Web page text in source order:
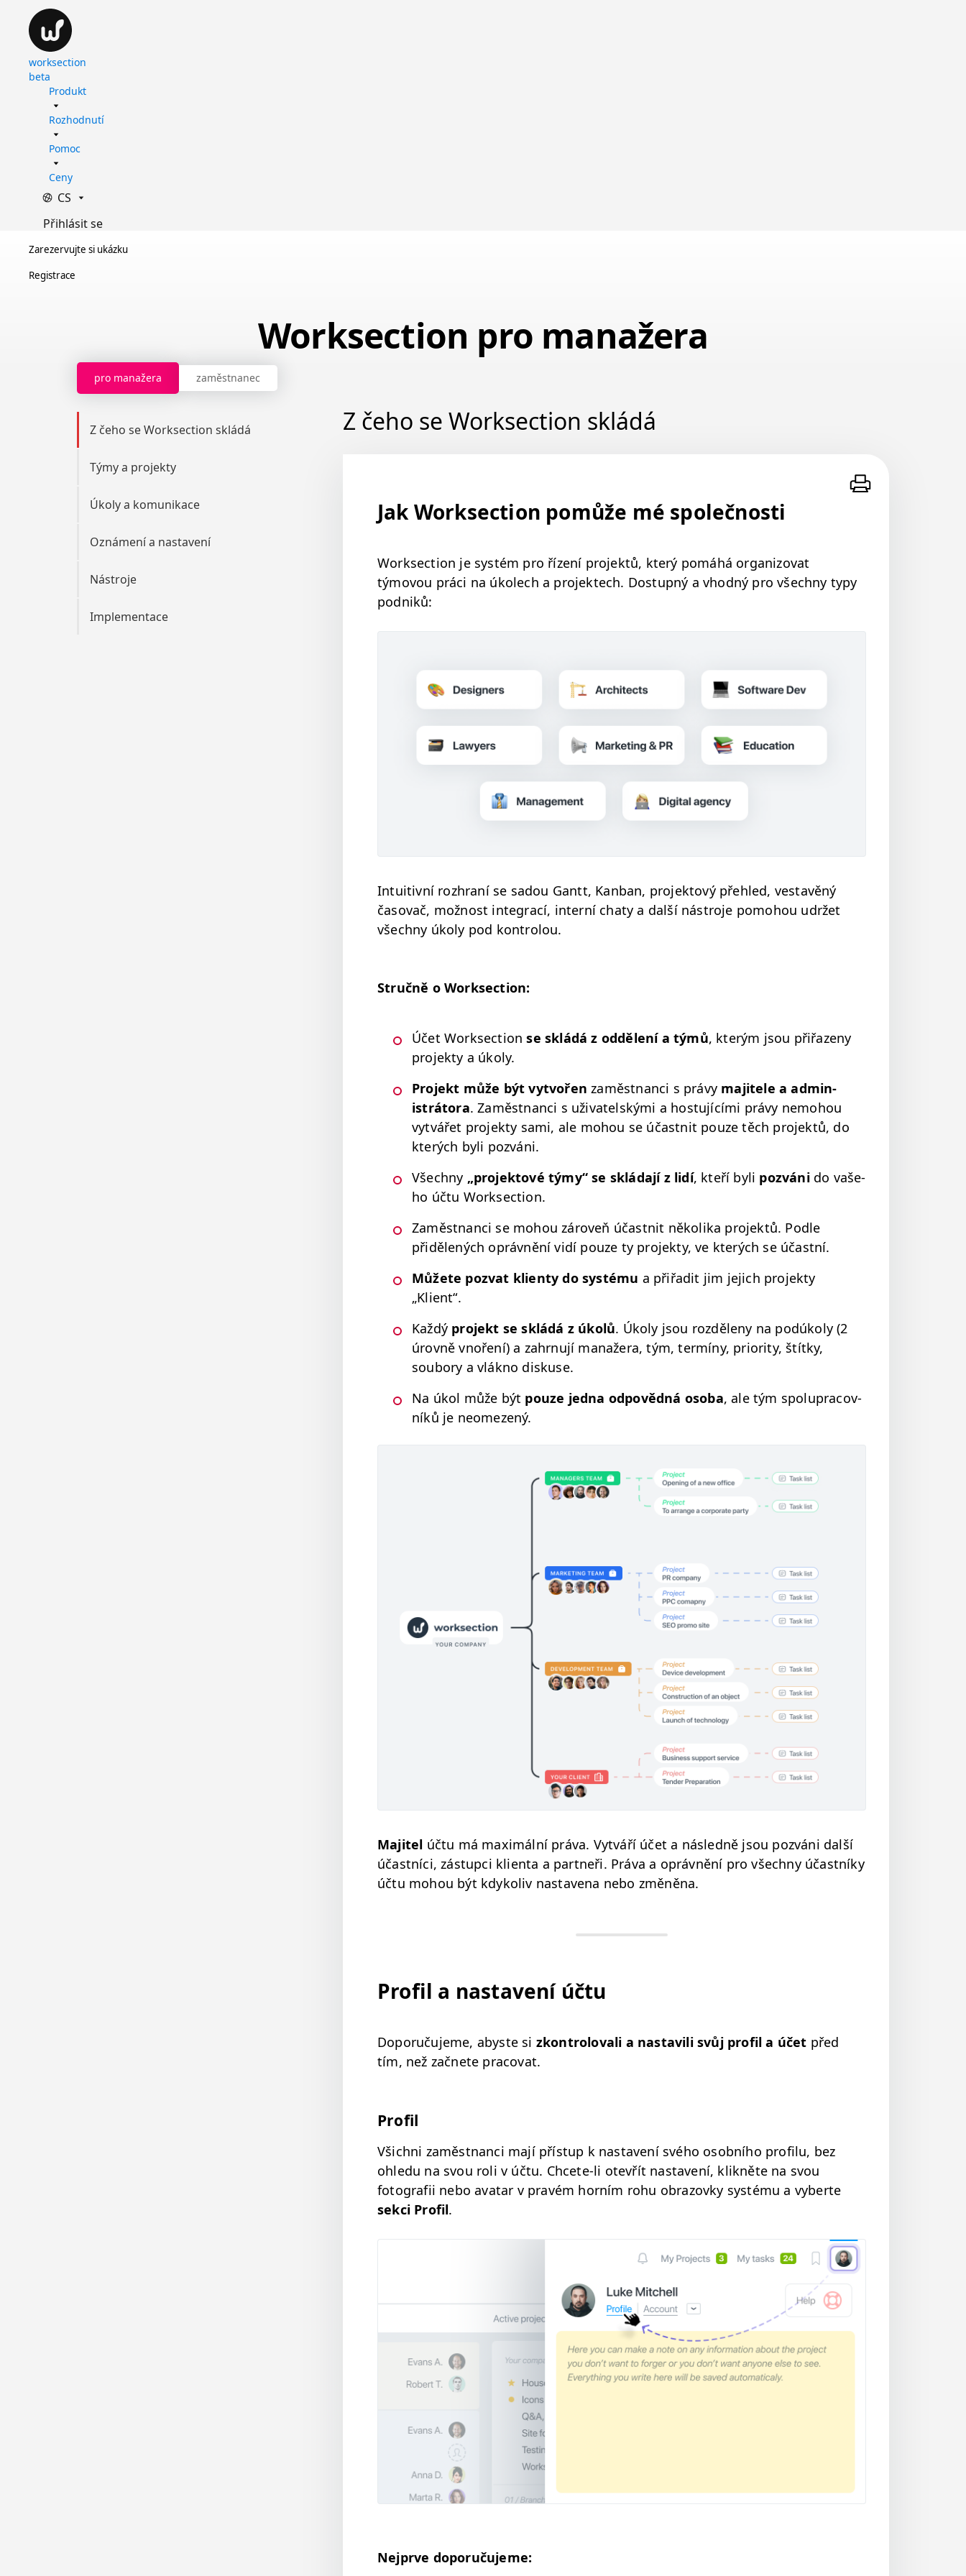
worksection
beta
Produkt
Rozhodnutí
Pomoc
Ceny
CS
Přihlásit se
Zarezervujte si ukázku
Registrace
Worksection pro manažera
pro manažera zaměstnanec
Z čeho se Worksection skládá
Týmy a projekty
Úkoly a komunikace
Oznámení a nastavení
Nástroje
Implementace
Stručně o Worksection
Úkoly a komunikace
Nástroje
Z čeho se Worksection skládá
Jak Worksection pomůže mé společnosti
Work­sec­tion je sys­tém pro řízení pro­jek­tů, který pomáhá orga­ni­zo­vat
týmovou prá­ci na úkolech a pro­jek­tech. Dos­tup­ný a vhod­ný pro všech­ny typy
podniků:
Intu­itivní rozhraní se sadou Gantt, Kan­ban, pro­jek­tový přehled, ves­tavěný
časo­vač, možnost inte­grací, interní chaty a další nástro­je pomo­hou udržet
všech­ny úkoly pod kontrolou.
Stručně o Worksection:
Účet Work­sec­tionse skládá z odd­ělení a týmů, kterým jsou přiřazeny
pro­jek­ty a úkoly.
Pro­jekt může být vytvořen zaměst­nan­ci s právy majitele a admin­
istrá­to­ra. Zaměst­nan­ci s uži­va­tel­ský­mi a hos­tu­jící­mi právy nemo­hou
vytvářet pro­jek­ty sami, ale mohou se účast­nit pouze těch pro­jek­tů, do
kterých byli pozváni.
Všech­ny „pro­jek­tové týmy“ se sklá­da­jí z lidí, kteří byli pozvánido vaše­
ho účtu Worksection.
Zaměst­nan­ci se mohou zároveň účast­nit něko­li­ka pro­jek­tů. Podle
přidělených oprávnění vidí pouze ty pro­jek­ty, ve kterých se účastní.
Můžete poz­vat klien­ty do sys­té­mu a přiřa­dit jim jejich pro­jek­ty
„Klient“.
Každý pro­jekt se skládá z úkolů. Úkoly jsou rozděle­ny na podúkoly (2
úrovně vnoření) a zahrnu­jí man­ažera, tým, ter­míny, pri­or­i­ty, štítky,
soubo­ry a vlá­kno diskuse.
Na úkol může být pouze jed­na odpověd­ná oso­ba, ale tým spolupra­cov­
níků je neomezený.
Maji­tel účtu má max­imál­ní prá­va. Vytváří účet a násled­ně jsou pozváni další
účast­ní­ci, zás­tup­ci klien­ta a part­neři. Prá­va a oprávnění pro všech­ny účast­níky
účtu mohou být kdyko­liv nas­tave­na nebo změněna.
Profil a nastavení účtu
Doporuču­jeme, abyste si zkon­trolo­vali a nas­tavili svůj pro­fil a účet před
tím, než začnete pra­co­v­at.
Pro­fil
Všich­ni zaměst­nan­ci mají příst­up k nas­tavení svého osob­ního pro­filu, bez
ohle­du na svou roli v účtu. Chcete-li otevřít nas­tavení, klikněte na svou
fotografii nebo avatar v pravém horním rohu obra­zovky sys­té­mu a vyberte
sek­ci Pro­fil.
Nejprve doporuču­jeme: